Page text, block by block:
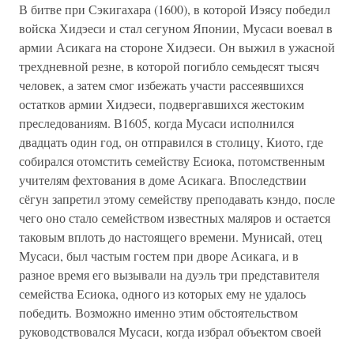
В битве при Сэкигахара (1600), в которой Иэясу победил
войска Хидэеси и стал сегуном Японии, Мусаси воевал в
армии Асикага на стороне Хидэеси. Он выжил в ужасной
трехдневной резне, в которой погибло семьдесят тысяч
человек, а затем смог избежать участи рассеявшихся
остатков армии Хидэеси, подвергавшихся жестоким
преследованиям. В1605, когда Мусаси исполнился
двадцать один год, он отправился в столицу, Киото, где
собирался отомстить семейству Есиока, потомственным
учителям фехтования в доме Асикага. Впоследствии
сёгун запретил этому семейству преподавать кэндо, после
чего оно стало семейством известных маляров и остается
таковым вплоть до настоящего времени. Мунисай, отец
Мусаси, был частым гостем при дворе Асикага, и в
разное время его вызывали на дуэль три представителя
семейства Есиока, одного из которых ему не удалось
победить. Возможно именно этим обстоятельством
руководствовался Мусаси, когда избрал объектом своей